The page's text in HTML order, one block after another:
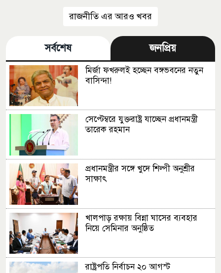
রাজনীতি এর আরও খবর
সর্বশেষ জনপ্রিয়
মির্জা ফখরুলই হচ্ছেন বঙ্গভবনের নতুন
বাসিন্দা!
সেপ্টেম্বরে যুক্তরাষ্ট্র যাচ্ছেন প্রধানমন্ত্রী
তারেক রহমান
প্রধানমন্ত্রীর সঙ্গে খুদে শিল্পী অনুশ্রীর
সাক্ষাৎ
খালপাড় রক্ষায় বিন্না ঘাসের ব্যবহার
নিয়ে সেমিনার অনুষ্ঠিত
রাষ্ট্রপতি নির্বাচন ২০ আগস্ট